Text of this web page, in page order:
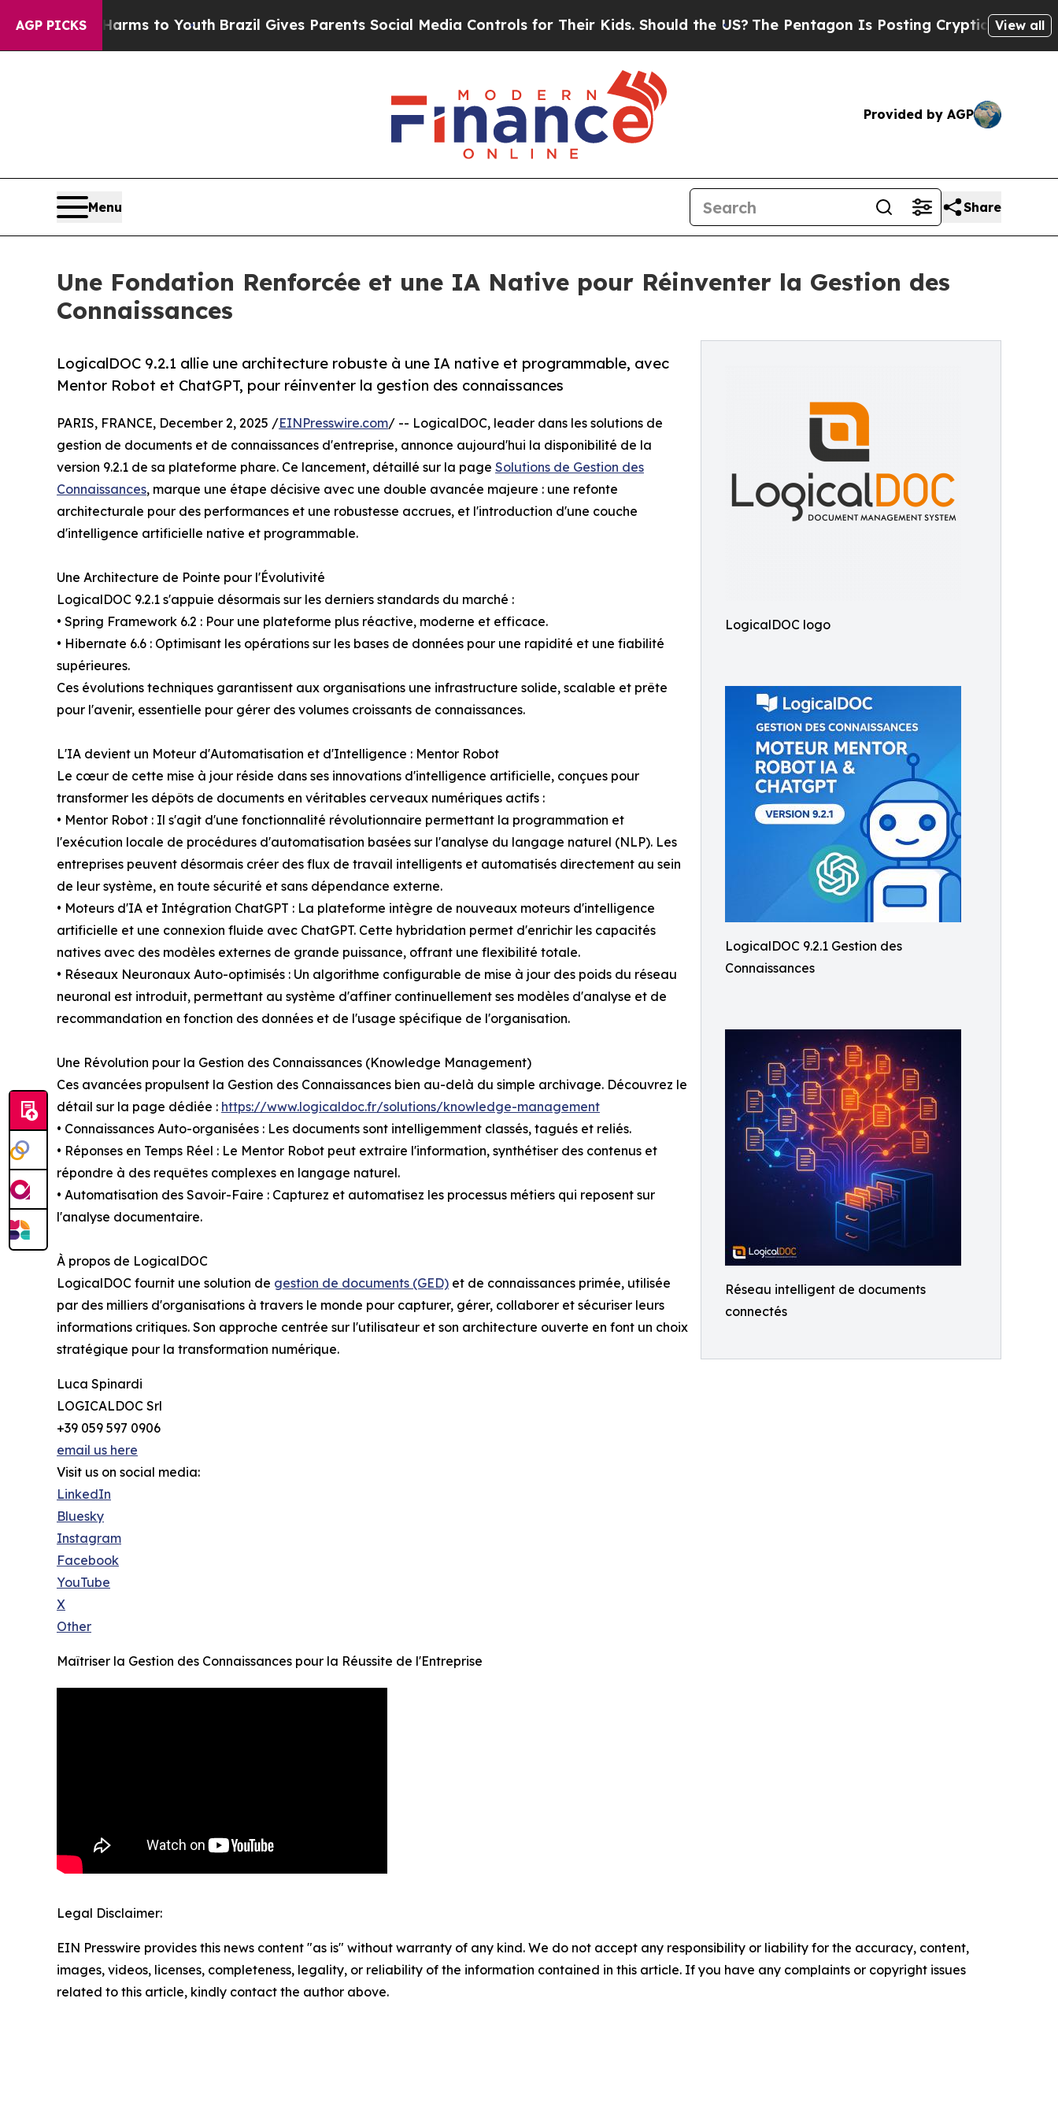
AGP PICKS
Harms to YouthBrazil Gives Parents Social Media Controls for Their Kids. Should the US? The Pentagon Is Posting Cryptic Biblical View all
Provided by AGP
Menu Share
Une Fondation Renforcée et une IA Native pour Réinventer la Gestion des
Connaissances
LogicalDOC logo
LogicalDOC 9.2.1 Gestion des
Connaissances
Réseau intelligent de documents
connectés
LogicalDOC 9.2.1 allie une architecture robuste à une IA native et programmable, avec
Mentor Robot et ChatGPT, pour réinventer la gestion des connaissances
PARIS, FRANCE, December 2, 2025 /EINPresswire.com/ -- LogicalDOC, leader dans les solutions de
gestion de documents et de connaissances d'entreprise, annonce aujourd'hui la disponibilité de la
version 9.2.1 de sa plateforme phare. Ce lancement, détaillé sur la page Solutions de Gestion des
Connaissances, marque une étape décisive avec une double avancée majeure : une refonte
architecturale pour des performances et une robustesse accrues, et l'introduction d'une couche
d'intelligence artificielle native et programmable.
Une Architecture de Pointe pour l'Évolutivité
LogicalDOC 9.2.1 s'appuie désormais sur les derniers standards du marché :
• Spring Framework 6.2 : Pour une plateforme plus réactive, moderne et efficace.
• Hibernate 6.6 : Optimisant les opérations sur les bases de données pour une rapidité et une fiabilité
supérieures.
Ces évolutions techniques garantissent aux organisations une infrastructure solide, scalable et prête
pour l'avenir, essentielle pour gérer des volumes croissants de connaissances.
L'IA devient un Moteur d'Automatisation et d'Intelligence : Mentor Robot
Le cœur de cette mise à jour réside dans ses innovations d'intelligence artificielle, conçues pour
transformer les dépôts de documents en véritables cerveaux numériques actifs :
• Mentor Robot : Il s'agit d'une fonctionnalité révolutionnaire permettant la programmation et
l'exécution locale de procédures d'automatisation basées sur l'analyse du langage naturel (NLP). Les
entreprises peuvent désormais créer des flux de travail intelligents et automatisés directement au sein
de leur système, en toute sécurité et sans dépendance externe.
• Moteurs d'IA et Intégration ChatGPT : La plateforme intègre de nouveaux moteurs d'intelligence
artificielle et une connexion fluide avec ChatGPT. Cette hybridation permet d'enrichir les capacités
natives avec des modèles externes de grande puissance, offrant une flexibilité totale.
• Réseaux Neuronaux Auto-optimisés : Un algorithme configurable de mise à jour des poids du réseau
neuronal est introduit, permettant au système d'affiner continuellement ses modèles d'analyse et de
recommandation en fonction des données et de l'usage spécifique de l'organisation.
Une Révolution pour la Gestion des Connaissances (Knowledge Management)
Ces avancées propulsent la Gestion des Connaissances bien au-delà du simple archivage. Découvrez le
détail sur la page dédiée : https://www.logicaldoc.fr/solutions/knowledge-management
• Connaissances Auto-organisées : Les documents sont intelligemment classés, tagués et reliés.
• Réponses en Temps Réel : Le Mentor Robot peut extraire l'information, synthétiser des contenus et
répondre à des requêtes complexes en langage naturel.
• Automatisation des Savoir-Faire : Capturez et automatisez les processus métiers qui reposent sur
l'analyse documentaire.
À propos de LogicalDOC
LogicalDOC fournit une solution de gestion de documents (GED) et de connaissances primée, utilisée
par des milliers d'organisations à travers le monde pour capturer, gérer, collaborer et sécuriser leurs
informations critiques. Son approche centrée sur l'utilisateur et son architecture ouverte en font un choix
stratégique pour la transformation numérique.
Luca Spinardi
LOGICALDOC Srl
+39 059 597 0906
email us here
Visit us on social media:
LinkedIn
Bluesky
Instagram
Facebook
YouTube
X
Other
Maîtriser la Gestion des Connaissances pour la Réussite de l'Entreprise
Legal Disclaimer:
EIN Presswire provides this news content "as is" without warranty of any kind. We do not accept any responsibility or liability for the accuracy, content,
images, videos, licenses, completeness, legality, or reliability of the information contained in this article. If you have any complaints or copyright issues
related to this article, kindly contact the author above.